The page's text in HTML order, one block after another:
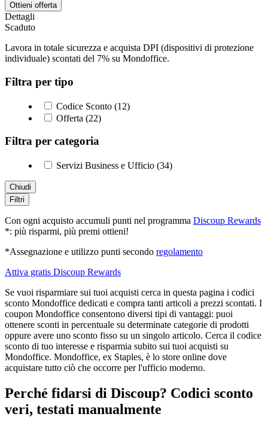
Ottieni offerta
Dettagli
Scaduto
Lavora in totale sicurezza e acquista DPI (dispositivi di protezione
individuale) scontati del 7% su Mondoffice.
Filtra per tipo
Codice Sconto (12)
Offerta (22)
Filtra per categoria
Servizi Business e Ufficio (34)
Chiudi
Filtri
Con ogni acquisto accumuli punti nel programma Discoup Rewards
*: più risparmi, più premi ottieni!
*Assegnazione e utilizzo punti secondo regolamento
Attiva gratis Discoup Rewards
Se vuoi risparmiare sui tuoi acquisti cerca in questa pagina i codici
sconto Mondoffice dedicati e compra tanti articoli a prezzi scontati. I
coupon Mondoffice consentono diversi tipi di vantaggi: puoi
ottenere sconti in percentuale su determinate categorie di prodotti
oppure avere uno sconto fisso su un singolo articolo. Cerca il codice
sconto di tuo interesse e risparmia subito sui tuoi acquisti su
Mondoffice. Mondoffice, ex Staples, è lo store online dove
acquistare tutto ciò che occorre per l'ufficio moderno.
Perché fidarsi di Discoup? Codici sconto
veri, testati manualmente